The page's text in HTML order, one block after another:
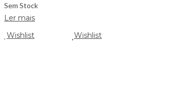
Sem Stock
Ler mais
Wishlist
Wishlist